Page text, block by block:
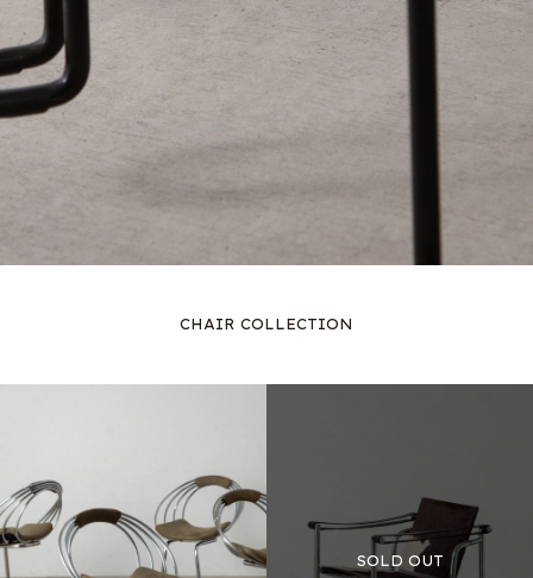
CHAIR COLLECTION